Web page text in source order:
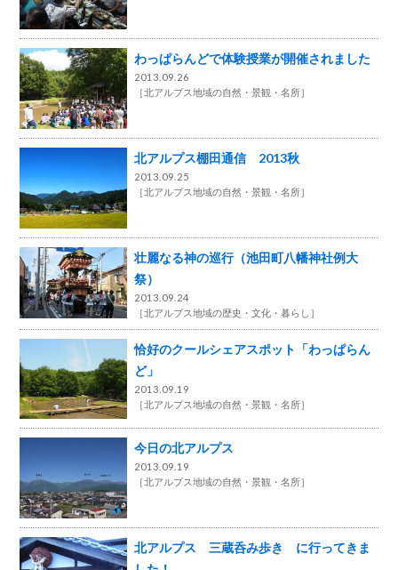
わっぱらんどで体験授業が開催されました
2013.09.26
［北アルプス地域の自然・景観・名所］
北アルプス棚田通信 2013秋
2013.09.25
［北アルプス地域の自然・景観・名所］
壮麗なる神の巡行（池田町八幡神社例大
祭）
2013.09.24
［北アルプス地域の歴史・文化・暮らし ］
恰好のクールシェアスポット「わっぱらん
ど」
2013.09.19
［北アルプス地域の自然・景観・名所］
今日の北アルプス
2013.09.19
［北アルプス地域の自然・景観・名所］
北アルプス 三蔵呑み歩き に行ってきま